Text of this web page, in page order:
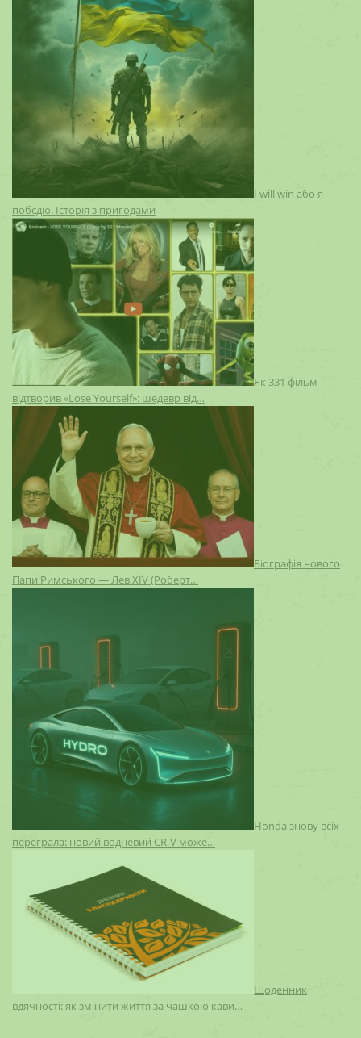
I will win або я
побєдю. Історія з пригодами
Як 331 фільм
відтворив «Lose Yourself»: шедевр від…
Біографія нового
Папи Римського — Лев XIV (Роберт…
Honda знову всіх
переграла: новий водневий CR-V може…
Щоденник
вдячності: як змінити життя за чашкою кави…